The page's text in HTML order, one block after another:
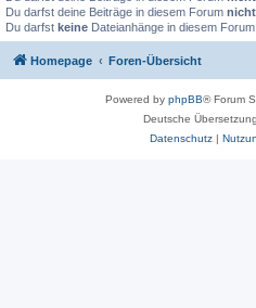
Du darfst deine Beiträge in diesem Forum nicht
Du darfst keine Dateianhänge in diesem Forum
Homepage Foren-Übersicht
Powered by phpBB® Forum
Deutsche
Datenschutz|